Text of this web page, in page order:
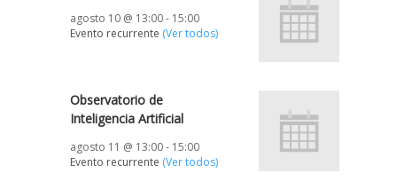
agosto 10 @ 13:00- 15:00
Evento recurrente (Ver todos)
Observatorio de
Inteligencia Artificial
agosto 11 @ 13:00- 15:00
Evento recurrente (Ver todos)